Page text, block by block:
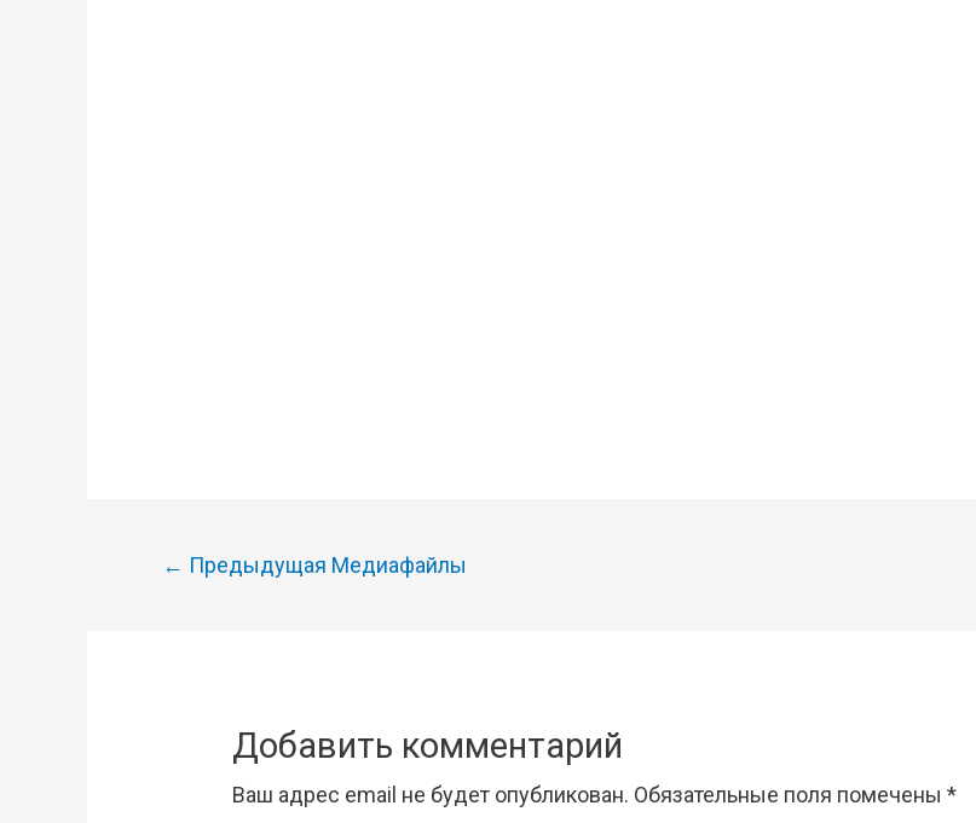
Навигация
← Предыдущая Медиафайлы
Добавить комментарий
Ваш адрес email не будет опубликован. Обязательные поля помечены*